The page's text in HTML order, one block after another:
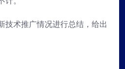
技术推广情况进行总结，给出